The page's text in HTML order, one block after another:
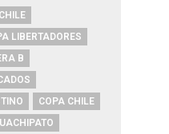
CHILE
LIBERTADORES
B
COPA CHILE